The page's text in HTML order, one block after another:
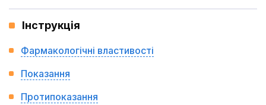
Інструкція
Фармакологічні властивості
Показання
Протипоказання